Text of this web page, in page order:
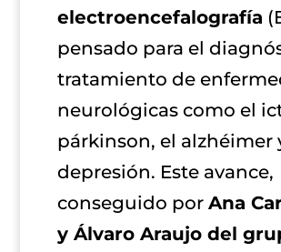
electroencefalografía
pensado para el
tratamiento de
neurológicas como el
párkinson, el alzhéimer
depresión. Este avance,
conseguido por Ana
y Álvaro Araujo del